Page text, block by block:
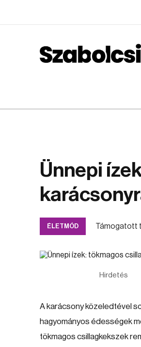
Ünnepi
ÉLETMÓD Támogatott
Hirdetés
A karácsony közeledtével
hagyományos édességek
tökmagos csillagkekszek